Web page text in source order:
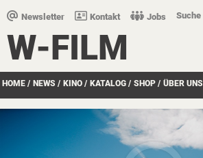
Newsletter Kontakt Jobs Suche
W-FILM
HOME / NEWS / KINO / KATALOG / SHOP / ÜBER UNS